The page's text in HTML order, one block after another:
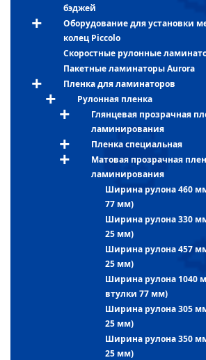
бэджей
Оборудование для установки
колец Piccolo
Скоростные рулонные
Пакетные ламинаторы Aurora
Пленка для ламинаторов
Рулонная пленка
Глянцевая прозрачная
ламинирования
Пленка специальная
Матовая прозрачная
ламинирования
Ширина рулона 460
77 мм)
Ширина рулона 330
25 мм)
Ширина рулона 457
25 мм)
Ширина рулона 1040
втулки 77 мм)
Ширина рулона 305
25 мм)
Ширина рулона 350
25 мм)